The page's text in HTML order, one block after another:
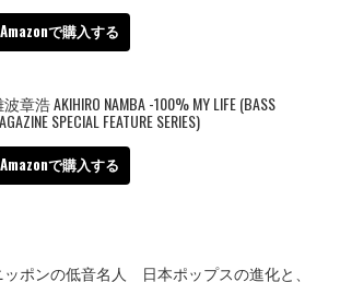
Amazonで購入する
章浩 AKIHIRO NAMBA -100% MY LIFE (BASS
SPECIAL FEATURE SERIES)
Amazonで購入する
ッポンの低音名人 日本ポップスの進化と、